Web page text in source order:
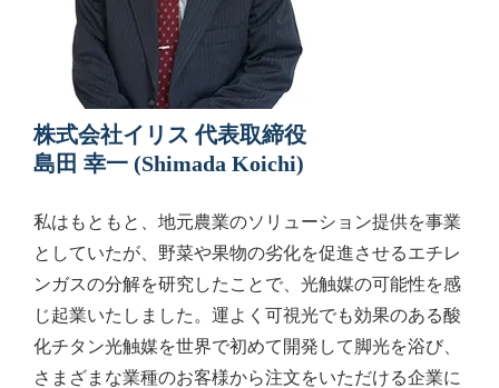
株式会社イリス 代表取締役
島田 幸一 (Shimada Koichi)
私はもともと、地元農業のソリューション提供を事業
としていたが、野菜や果物の劣化を促進させるエチレ
ンガスの分解を研究したことで、光触媒の可能性を感
じ起業いたしました。運よく可視光でも効果のある酸
化チタン光触媒を世界で初めて開発して脚光を浴び、
さまざまな業種のお客様から注文をいただける企業に